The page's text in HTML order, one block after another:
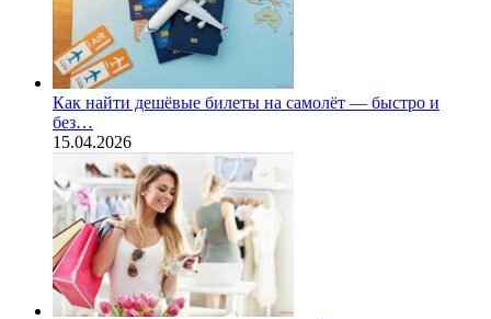
Как найти дешёвые билеты на самолёт — быстро и
без…
15.04.2026